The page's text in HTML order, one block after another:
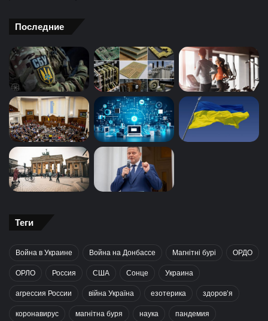
Последние
Теги
Война в Украине Война на Донбассе Магнітні бурі ОРДО
ОРЛО Россия США Сонце Украина
агрессия России війна Україна езотерика здоров’я
коронавирус магнітна буря наука пандемия